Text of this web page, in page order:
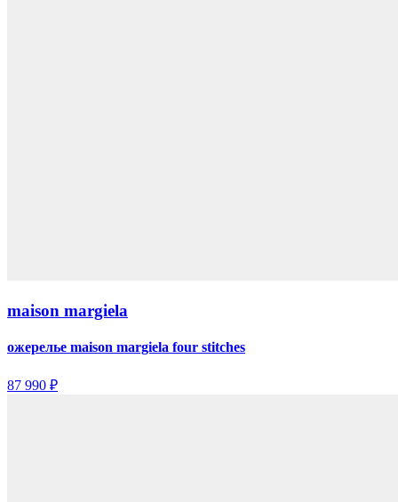
maison margiela
ожерелье maison margiela four stitches
87 990 ₽